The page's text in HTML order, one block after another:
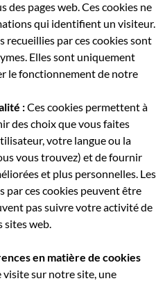
des pages web. Ces cookies ne
qui identifient un visiteur.
recueillies par ces cookies sont
Elles sont uniquement
le fonctionnement de notre
:Ces cookies permettent à
des choix que vous faites
votre langue ou la
vous trouvez) et de fournir
et plus personnelles. Les
par ces cookies peuvent être
pas suivre votre activité de
sites web.
en matière de cookies
sur notre site, une